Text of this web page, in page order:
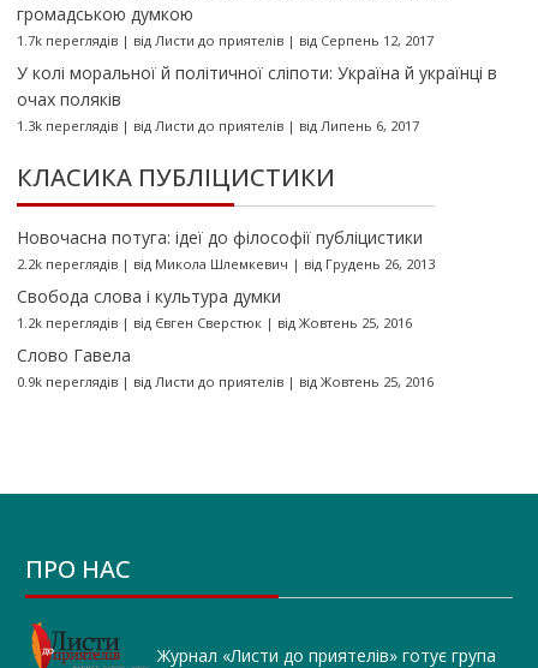
громадською думкою
1.7k переглядів| від Листи до приятелів| від Серпень 12, 2017
У колі моральної й політичної сліпоти: Україна й українці в
очах поляків
1.3k переглядів| від Листи до приятелів| від Липень 6, 2017
КЛАСИКА ПУБЛІЦИСТИКИ
Новочасна потуга: ідеї до філософії публіцистики
2.2k переглядів| від Микола Шлемкевич | від Грудень 26, 2013
Свобода слова і культура думки
1.2k переглядів| від Євген Сверстюк| від Жовтень 25, 2016
Слово Гавела
0.9k переглядів| від Листи до приятелів| від Жовтень 25, 2016
ПРО НАС
Журнал «Листи до приятелів» готує група